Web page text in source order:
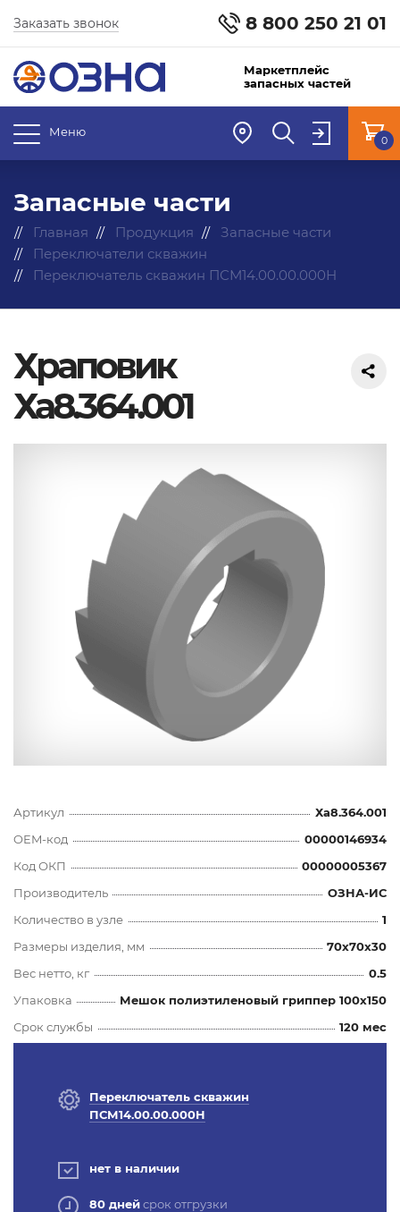
8 800 250 21 01
Заказать звонок
Маркетплейс
запасных частей
Меню
0
Запасные части
Главная Продукция
Запасные части
Переключатели скважин
Переключатель скважин ПСМ14.00.00.000Н
Храповик
Ха8.364.001
Артикул
Ха8.364.001
OEM-код
00000146934
Код ОКП
00000005367
Производитель
ОЗНА-ИС
Количество в узле
1
Размеры изделия, мм
70x70x30
Вес нетто, кг
0.5
Упаковка
Мешок полиэтиленовый гриппер 100х150
Срок службы
120 мес
Переключатель скважин
ПСМ14.00.00.000Н
нет в наличии
80 днейсрок отгрузки